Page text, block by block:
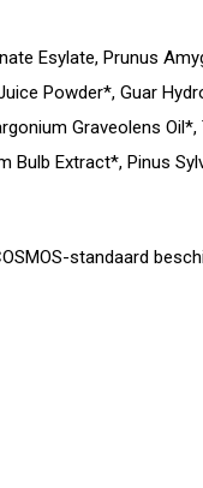
Esylate, Prunus
Powder*, Guar
Graveolens
Bulb Extract*, Pinus
standaard